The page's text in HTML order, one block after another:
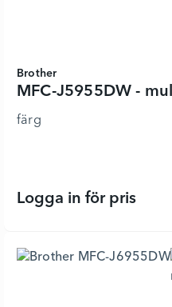
Brother
MFC-J5955DW -
färg
Logga in för prisMFC-